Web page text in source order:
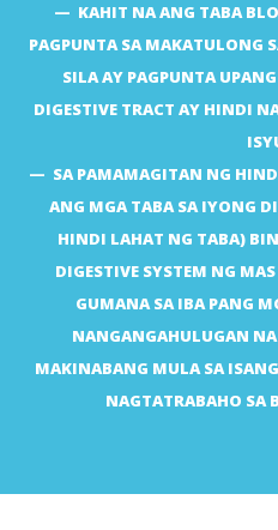
KAHIT NA ANG TABA
PAGPUNTA SA MAKATULONG
SILA AY PAGPUNTA
DIGESTIVE TRACT AY HINDI
SA PAMAMAGITAN NG
ANG MGA TABA SA IYONG
HINDI LAHAT NG TABA)
DIGESTIVE SYSTEM NG
GUMANA SA IBA PANG
NANGANGAHULUGAN
MAKINABANG MULA SA
NAGTATRABAHO SA